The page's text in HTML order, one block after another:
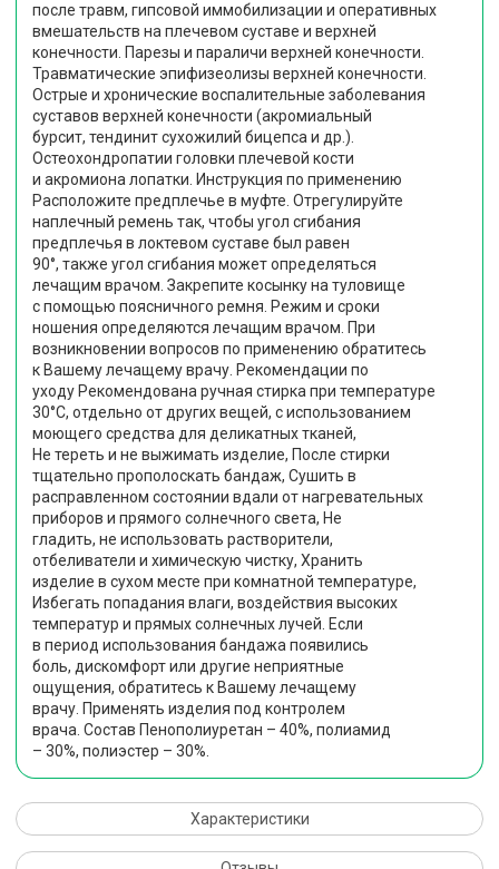
после травм, гипсовой иммобилизации и оперативных
вмешательств на плечевом суставе и верхней
конечности. Парезы и параличи верхней конечности.
Травматические эпифизеолизы верхней конечности.
Острые и хронические воспалительные заболевания
суставов верхней конечности (акромиальный
бурсит, тендинит сухожилий бицепса и др.).
Остеохондропатии головки плечевой кости
и акромиона лопатки. Инструкция по применению
Расположите предплечье в муфте. Отрегулируйте
наплечный ремень так, чтобы угол сгибания
предплечья в локтевом суставе был равен
90°, также угол сгибания может определяться
лечащим врачом. Закрепите косынку на туловище
с помощью поясничного ремня. Режим и сроки
ношения определяются лечащим врачом. При
возникновении вопросов по применению обратитесь
к Вашему лечащему врачу. Рекомендации по
уходу Рекомендована ручная стирка при температуре
30°С, отдельно от других вещей, с использованием
моющего средства для деликатных тканей,
Не тереть и не выжимать изделие, После стирки
тщательно прополоскать бандаж, Сушить в
расправленном состоянии вдали от нагревательных
приборов и прямого солнечного света, Не
гладить, не использовать растворители,
отбеливатели и химическую чистку, Хранить
изделие в сухом месте при комнатной температуре,
Избегать попадания влаги, воздействия высоких
температур и прямых солнечных лучей. Если
в период использования бандажа появились
боль, дискомфорт или другие неприятные
ощущения, обратитесь к Вашему лечащему
врачу. Применять изделия под контролем
врача. Состав Пенополиуретан – 40%, полиамид
– 30%, полиэстер – 30%.
Характеристики